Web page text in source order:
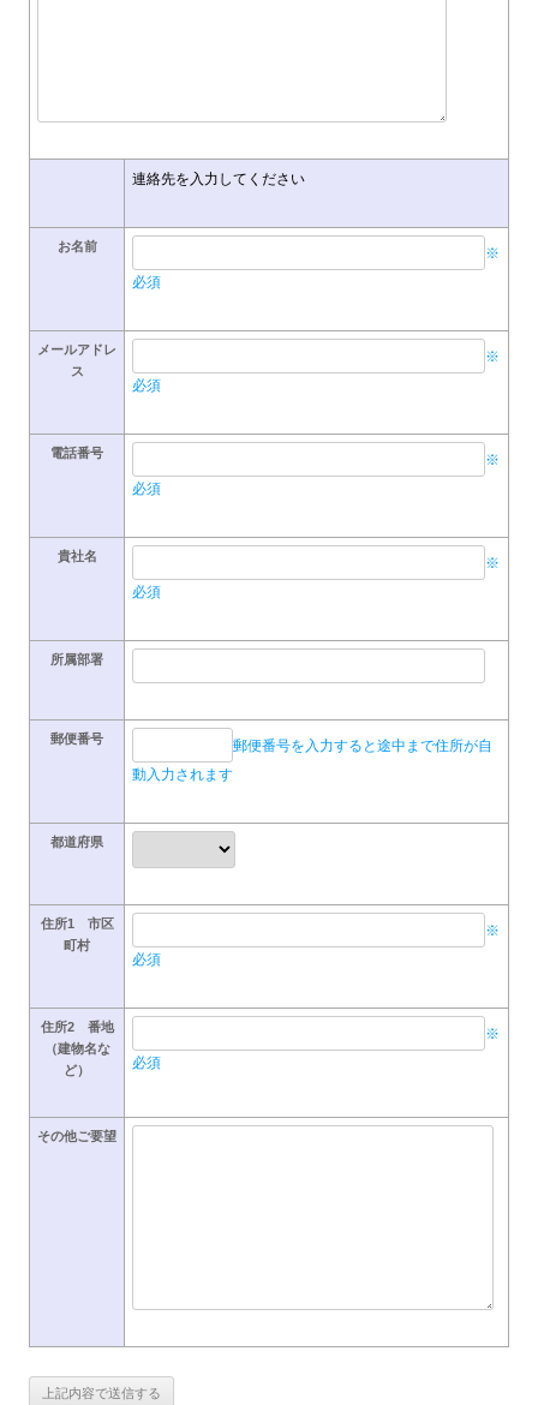
連絡先を入力してください
お名前
※
必須
メールアドレ
ス
※
必須
電話番号
※
必須
貴社名
※
必須
所属部署
郵便番号
郵便番号を入力すると途中まで住所が自
動入力されます
都道府県
住所1 市区
町村
※
必須
住所2 番地
（建物名な
ど）
※
必須
その他ご要望